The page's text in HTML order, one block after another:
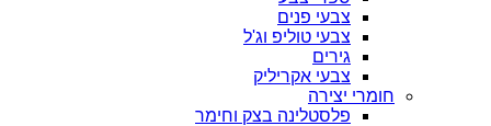
צבעי פנים
צבעי טוליפ וג'ל
גירים
צבעי אקריליק
חומרי יצירה
פלסטלינה בצק וחימר